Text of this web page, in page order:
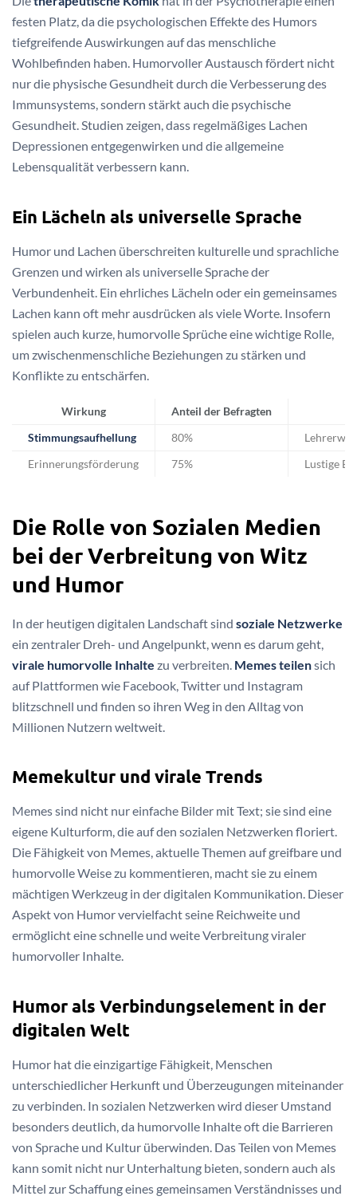
festen Platz, da die psychologischen Effekte des Humors
tiefgreifende Auswirkungen auf das menschliche
Wohlbefinden haben. Humorvoller Austausch fördert nicht
nur die physische Gesundheit durch die Verbesserung des
Immunsystems, sondern stärkt auch die psychische
Gesundheit. Studien zeigen, dass regelmäßiges Lachen
Depressionen entgegenwirken und die allgemeine
Lebensqualität verbessern kann.
Ein Lächeln als universelle Sprache
Humor und Lachen überschreiten kulturelle und sprachliche
Grenzen und wirken als universelle Sprache der
Verbundenheit. Ein ehrliches Lächeln oder ein gemeinsames
Lachen kann oft mehr ausdrücken als viele Worte. Insofern
spielen auch kurze, humorvolle Sprüche eine wichtige Rolle,
um zwischenmenschliche Beziehungen zu stärken und
Konflikte zu entschärfen.
Wirkung Anteil der Befragten
Stimmungsaufhellung 80%
Erinnerungsförderung 75% Lustige
Die Rolle von Sozialen Medien
bei der Verbreitung von Witz
und Humor
In der heutigen digitalen Landschaft sind soziale Netzwerke
ein zentraler Dreh- und Angelpunkt, wenn es darum geht,
virale humorvolle Inhalte zu verbreiten. Memes teilensich
auf Plattformen wie Facebook, Twitter und Instagram
blitzschnell und finden so ihren Weg in den Alltag von
Millionen Nutzern weltweit.
Memekultur und virale Trends
Memes sind nicht nur einfache Bilder mit Text; sie sind eine
eigene Kulturform, die auf den sozialen Netzwerken floriert.
Die Fähigkeit von Memes, aktuelle Themen auf greifbare und
humorvolle Weise zu kommentieren, macht sie zu einem
mächtigen Werkzeug in der digitalen Kommunikation. Dieser
Aspekt von Humor vervielfacht seine Reichweite und
ermöglicht eine schnelle und weite Verbreitung viraler
humorvoller Inhalte.
Humor als Verbindungselement in der
digitalen Welt
Humor hat die einzigartige Fähigkeit, Menschen
unterschiedlicher Herkunft und Überzeugungen miteinander
zu verbinden. In sozialen Netzwerken wird dieser Umstand
besonders deutlich, da humorvolle Inhalte oft die Barrieren
von Sprache und Kultur überwinden. Das Teilen von Memes
kann somit nicht nur Unterhaltung bieten, sondern auch als
Mittel zur Schaffung eines gemeinsamen Verständnisses und